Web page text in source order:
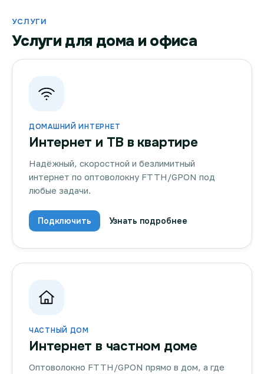
УСЛУГИ
Услуги для дома и офиса
ДОМАШНИЙ ИНТЕРНЕТ
Интернет и ТВ в квартире
Надёжный, скоростной и безлимитный
интернет по оптоволокну FTTH/GPON под
любые задачи.
Подключить Узнать подробнее
ЧАСТНЫЙ ДОМ
Интернет в частном доме
Оптоволокно FTTH/GPON прямо в дом, а где